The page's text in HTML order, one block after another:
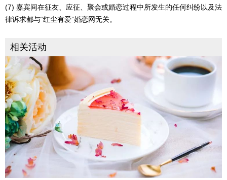
(7) 嘉宾间在征友、应征、聚会或婚恋过程中所发生的任何纠纷以及法
律诉求都与“红尘有爱”婚恋网无关。
相关活动